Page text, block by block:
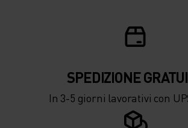
SPEDIZIONE
In 3-5 giorni lavorativi con